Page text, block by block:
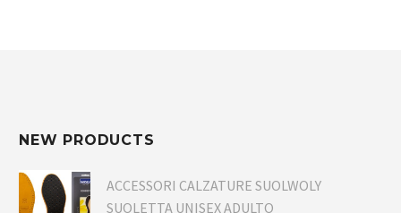
NEW PRODUCTS
ACCESSORI CALZATURE SUOLWOLY
SUOLETTA UNISEX ADULTO